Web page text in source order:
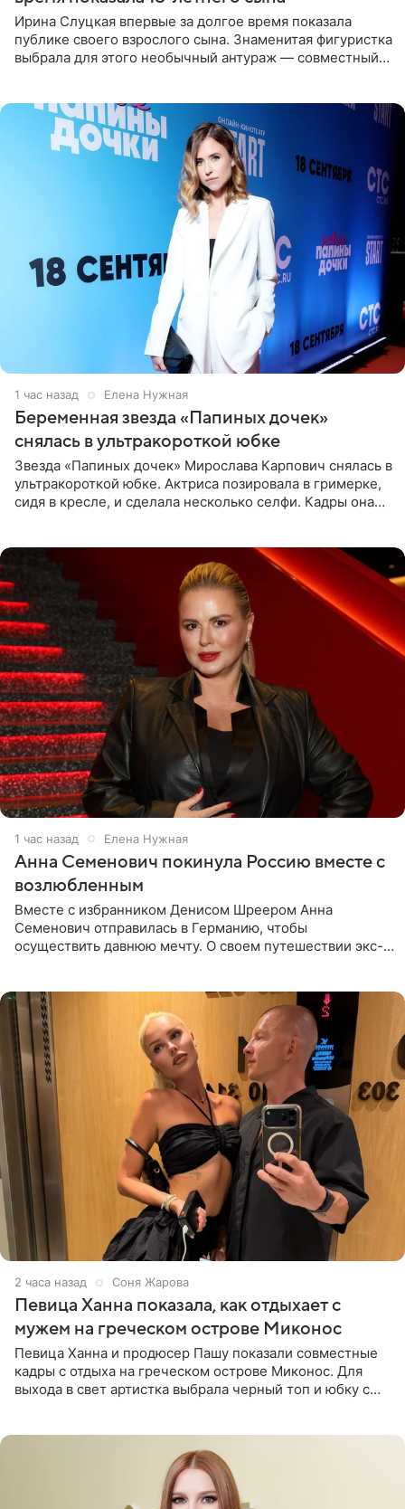
Ирина Слуцкая впервые за долгое время показала
публике своего взрослого сына. Знаменитая фигуристка
выбрала для этого необычный антураж — совместный
1 час назад Елена Нужная
Беременная звезда «Папиных дочек»
снялась в ультракороткой юбке
Звезда «Папиных дочек» Мирослава Карпович снялась в
ультракороткой юбке. Актриса позировала в гримерке,
сидя в кресле, и сделала несколько селфи. Кадры она
1 час назад Елена Нужная
Анна Семенович покинула Россию вместе с
возлюбленным
Вместе с избранником Денисом Шреером Анна
Семенович отправилась в Германию, чтобы
осуществить давнюю мечту. О своем путешествии экс-
2 часа назад Соня Жарова
Певица Ханна показала, как отдыхает с
мужем на греческом острове Миконос
Певица Ханна и продюсер Пашу показали совместные
кадры с отдыха на греческом острове Миконос. Для
выхода в свет артистка выбрала черный топ и юбку с